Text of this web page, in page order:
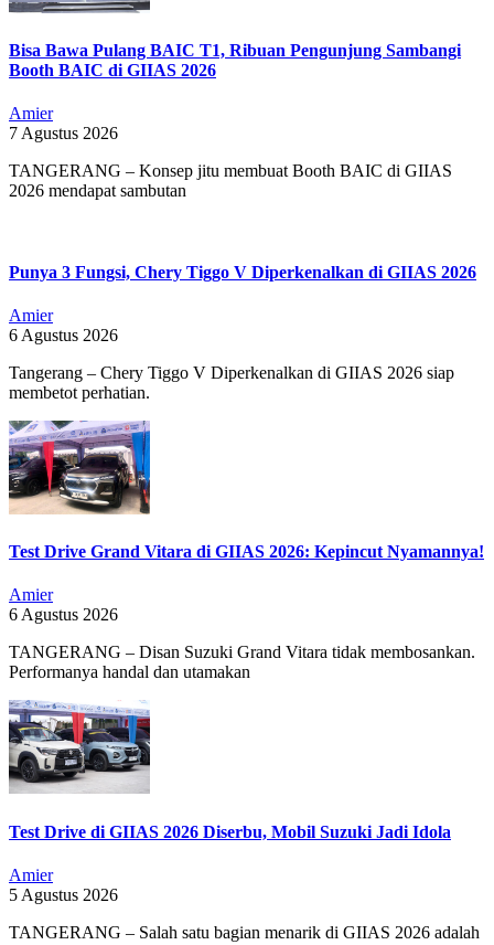
Bisa Bawa Pulang BAIC T1, Ribuan Pengunjung Sambangi
Booth BAIC di GIIAS 2026
Amier
7 Agustus 2026
TANGERANG – Konsep jitu membuat Booth BAIC di GIIAS
2026 mendapat sambutan
Punya 3 Fungsi, Chery Tiggo V Diperkenalkan di GIIAS 2026
Amier
6 Agustus 2026
Tangerang – Chery Tiggo V Diperkenalkan di GIIAS 2026 siap
membetot perhatian.
Test Drive Grand Vitara di GIIAS 2026: Kepincut Nyamannya!
Amier
6 Agustus 2026
TANGERANG – Disan Suzuki Grand Vitara tidak membosankan.
Performanya handal dan utamakan
Test Drive di GIIAS 2026 Diserbu, Mobil Suzuki Jadi Idola
Amier
5 Agustus 2026
TANGERANG – Salah satu bagian menarik di GIIAS 2026 adalah